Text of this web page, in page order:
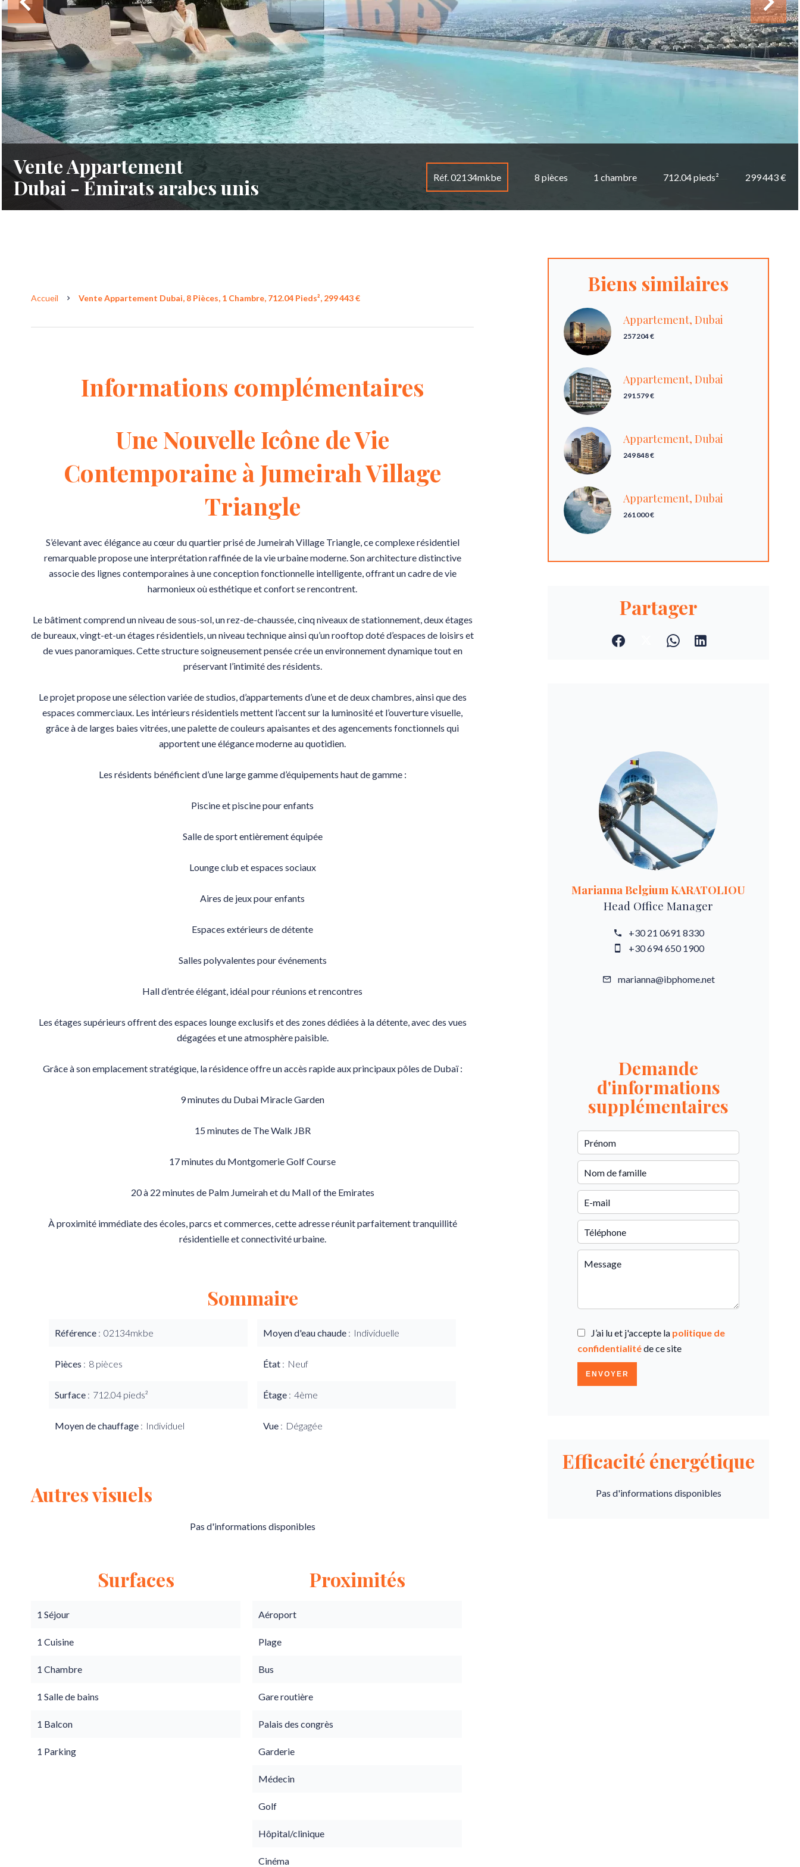
Vente Appartement
Dubai - Émirats arabes unis
Réf. 02134mkbe 8 pièces 1 chambre 712.04 pieds² 299 443 €
Accueil Vente Appartement Dubai, 8 Pièces, 1 Chambre, 712.04 Pieds², 299 443 €
Informations complémentaires
Une Nouvelle Icône de Vie
Contemporaine à Jumeirah Village
Triangle
S’élevant avec élégance au cœur du quartier prisé de Jumeirah Village Triangle, ce complexe résidentiel
remarquable propose une interprétation raffinée de la vie urbaine moderne. Son architecture distinctive
associe des lignes contemporaines à une conception fonctionnelle intelligente, offrant un cadre de vie
harmonieux où esthétique et confort se rencontrent.
Le bâtiment comprend un niveau de sous-sol, un rez-de-chaussée, cinq niveaux de stationnement, deux étages
de bureaux, vingt-et-un étages résidentiels, un niveau technique ainsi qu’un rooftop doté d’espaces de loisirs et
de vues panoramiques. Cette structure soigneusement pensée crée un environnement dynamique tout en
préservant l’intimité des résidents.
Le projet propose une sélection variée de studios, d’appartements d’une et de deux chambres, ainsi que des
espaces commerciaux. Les intérieurs résidentiels mettent l’accent sur la luminosité et l’ouverture visuelle,
grâce à de larges baies vitrées, une palette de couleurs apaisantes et des agencements fonctionnels qui
apportent une élégance moderne au quotidien.
Les résidents bénéficient d’une large gamme d’équipements haut de gamme :
Piscine et piscine pour enfants
Salle de sport entièrement équipée
Lounge club et espaces sociaux
Aires de jeux pour enfants
Espaces extérieurs de détente
Salles polyvalentes pour événements
Hall d’entrée élégant, idéal pour réunions et rencontres
Les étages supérieurs offrent des espaces lounge exclusifs et des zones dédiées à la détente, avec des vues
dégagées et une atmosphère paisible.
Grâce à son emplacement stratégique, la résidence offre un accès rapide aux principaux pôles de Dubaï :
9 minutes du Dubai Miracle Garden
15 minutes de The Walk JBR
17 minutes du Montgomerie Golf Course
20 à 22 minutes de Palm Jumeirah et du Mall of the Emirates
À proximité immédiate des écoles, parcs et commerces, cette adresse réunit parfaitement tranquillité
résidentielle et connectivité urbaine.
Sommaire
Référence 02134mkbe
Pièces 8 pièces
Surface 712.04 pieds²
Moyen de chauffage Individuel
Moyen d'eau chaude Individuelle
État Neuf
Étage 4ème
Vue Dégagée
Autres visuels
Pas d'informations disponibles
Surfaces
1 Séjour
1 Cuisine
1 Chambre
1 Salle de bains
1 Balcon
1 Parking
Proximités
Aéroport
Plage
Bus
Gare routière
Palais des congrès
Garderie
Médecin
Golf
Hôpital/clinique
Cinéma
Biens similaires
Appartement, Dubai
257 204 €
Appartement, Dubai
291 579 €
Appartement, Dubai
249 848 €
Appartement, Dubai
261 000 €
Partager
Marianna Belgium KARATOLIOU
Head Office Manager
+30 21 0691 8330
+30 694 650 1900
marianna@ibphome.net
Demande
d'informations
supplémentaires
J’ai lu et j'accepte la politique de
confidentialitéde ce site
ENVOYER
Efficacité énergétique
Pas d'informations disponibles